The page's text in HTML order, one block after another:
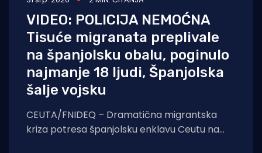
VIDEO: POLICIJA NEMOĆNA
Tisuće migranata preplivale
na španjolsku obalu, poginulo
najmanje 18 ljudi, Španjolska
šalje vojsku
CEUTA/FNIDEQ – Dramatična migrantska
kriza potresa španjolsku enklavu Ceutu na